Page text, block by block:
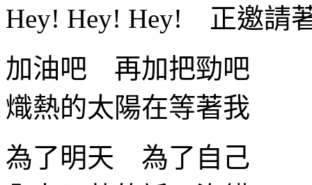
Hey! Hey! Hey! 正邀請
加油吧 再加把勁吧
熾熱的太陽在等著我
為了明天 為了自己